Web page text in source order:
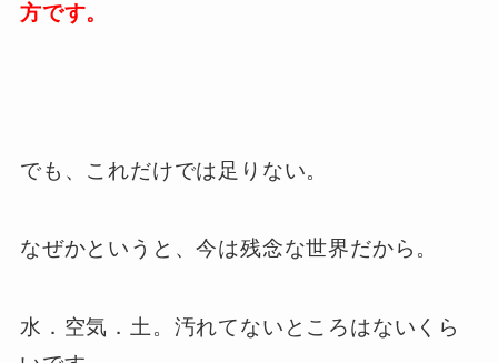
方です。
でも、これだけでは足りない。
なぜかというと、今は残念な世界だから。
水．空気．土。汚れてないところはないくら